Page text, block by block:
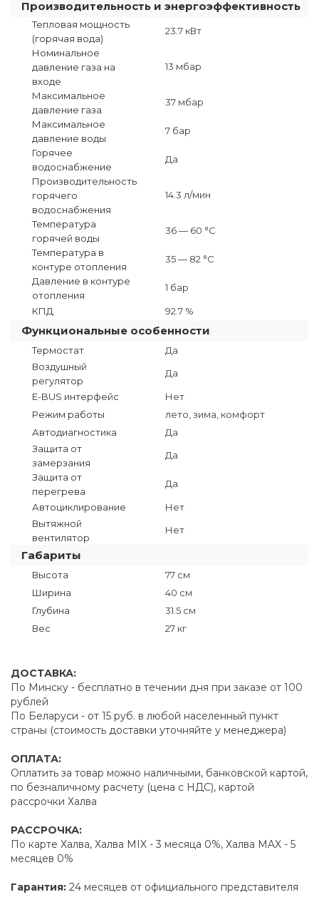
Производительность и энергоэффективность
Тепловая мощность
(горячая вода)
23.7 кВт
Номинальное
давление газа на
входе
13 мбар
Максимальное
давление газа
37 мбар
Максимальное
давление воды
7 бар
Горячее
водоснабжение
Да
Производительность
горячего
водоснабжения
14.3 л/мин
Температура
горячей воды
36 — 60 °C
Температура в
контуре отопления
35 — 82 °C
Давление в контуре
отопления
1 бар
КПД 92.7 %
Функциональные особенности
Термостат
Да
Воздушный
регулятор
Да
E-BUS интерфейс
Нет
Режим работы
лето, зима, комфорт
Автодиагностика
Да
Защита от
замерзания
Да
Защита от
перегрева
Да
Автоциклирование
Нет
Вытяжной
вентилятор
Нет
Габариты
Высота
77 см
Ширина
40 см
Глубина
31.5 см
Вес
27 кг
ДОСТАВКА:
По Минску - бесплатно в течении дня при заказе от 100
рублей
По Беларуси - от 15 руб. в любой населенный пункт
страны (стоимость доставки уточняйте у менеджера)
ОПЛАТА:
Оплатить за товар можно наличными, банковской картой,
по безналичному расчету (цена с НДС), картой
рассрочки Халва
РАССРОЧКА:
По карте Халва, Халва MIX - 3 месяца 0%, Халва MAX - 5
месяцев 0%
Гарантия: 24 месяцев от официального представителя